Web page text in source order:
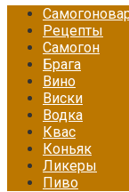
Рецепты
Самогон
Брага
Вино
Виски
Водка
Квас
Коньяк
Ликеры
Пиво